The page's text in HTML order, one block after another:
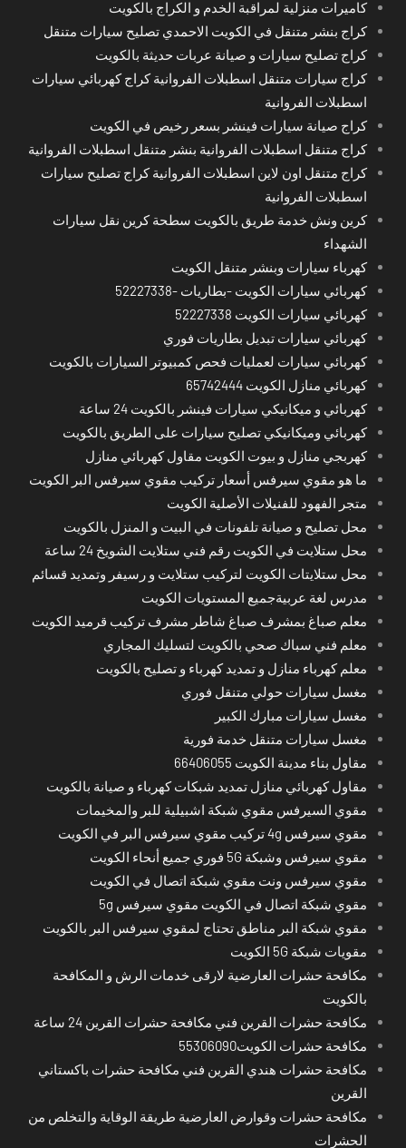
كاميرات منزلية لمراقبة الخدم و الكراج بالكويت
كراج بنشر متنقل في الكويت الاحمدي تصليح سيارات متنقل
كراج تصليح سيارات و صيانة عربات حديثة بالكويت
كراج سيارات متنقل اسطبلات الفروانية كراج كهربائي سيارات
اسطبلات الفروانية
كراج صيانة سيارات فينشر بسعر رخيص في الكويت
كراج متنقل اسطبلات الفروانية بنشر متنقل اسطبلات الفروانية
كراج متنقل اون لاين اسطبلات الفروانية كراج تصليح سيارات
اسطبلات الفروانية
كرين ونش خدمة طريق بالكويت سطحة كرين نقل سيارات
الشهداء
كهرباء سيارات وبنشر متنقل الكويت
كهربائي سيارات الكويت -بطاريات -52227338
كهربائي سيارات الكويت 52227338
كهربائي سيارات تبديل بطاريات فوري
كهربائي سيارات لعمليات فحص كمبيوتر السيارات بالكويت
كهربائي منازل الكويت 65742444
كهربائي و ميكانيكي سيارات فينشر بالكويت 24 ساعة
كهربائي وميكانيكي تصليح سيارات على الطريق بالكويت
كهربجي منازل و بيوت الكويت مقاول كهربائي منازل
ما هو مقوي سيرفس أسعار تركيب مقوي سيرفس البر الكويت
متجر الفهود للفنيلات الأصلية الكويت
محل تصليح و صيانة تلفونات في البيت و المنزل بالكويت
محل ستلايت في الكويت رقم فني ستلايت الشويخ 24 ساعة
محل ستلايتات الكويت لتركيب ستلايت و رسيفر وتمديد قسائم
مدرس لغة عربيةجميع المستويات الكويت
معلم صباغ بمشرف صباغ شاطر مشرف تركيب قرميد الكويت
معلم فني سباك صحي بالكويت لتسليك المجاري
معلم كهرباء منازل و تمديد كهرباء و تصليح بالكويت
مغسل سيارات حولي متنقل فوري
مغسل سيارات مبارك الكبير
مغسل سيارات متنقل خدمة فورية
مقاول بناء مدينة الكويت 66406055
مقاول كهربائي منازل تمديد شبكات كهرباء و صيانة بالكويت
مقوي السيرفس مقوي شبكة اشبيلية للبر والمخيمات
مقوي سيرفس 4g تركيب مقوي سيرفس البر في الكويت
مقوي سيرفس وشبكة 5G فوري جميع أنحاء الكويت
مقوي سيرفس ونت مقوي شبكة اتصال في الكويت
مقوي شبكة اتصال في الكويت مقوي سيرفس 5g
مقوي شبكة البر مناطق تحتاج لمقوي سيرفس البر بالكويت
مقويات شبكة 5G الكويت
مكافحة حشرات العارضية لارقى خدمات الرش و المكافحة
بالكويت
مكافحة حشرات القرين فني مكافحة حشرات القرين 24 ساعة
مكافحة حشرات الكويت55306090
مكافحة حشرات هندي القرين فني مكافحة حشرات باكستاني
القرين
مكافحة حشرات وقوارض العارضية طريقة الوقاية والتخلص من
الحشرات